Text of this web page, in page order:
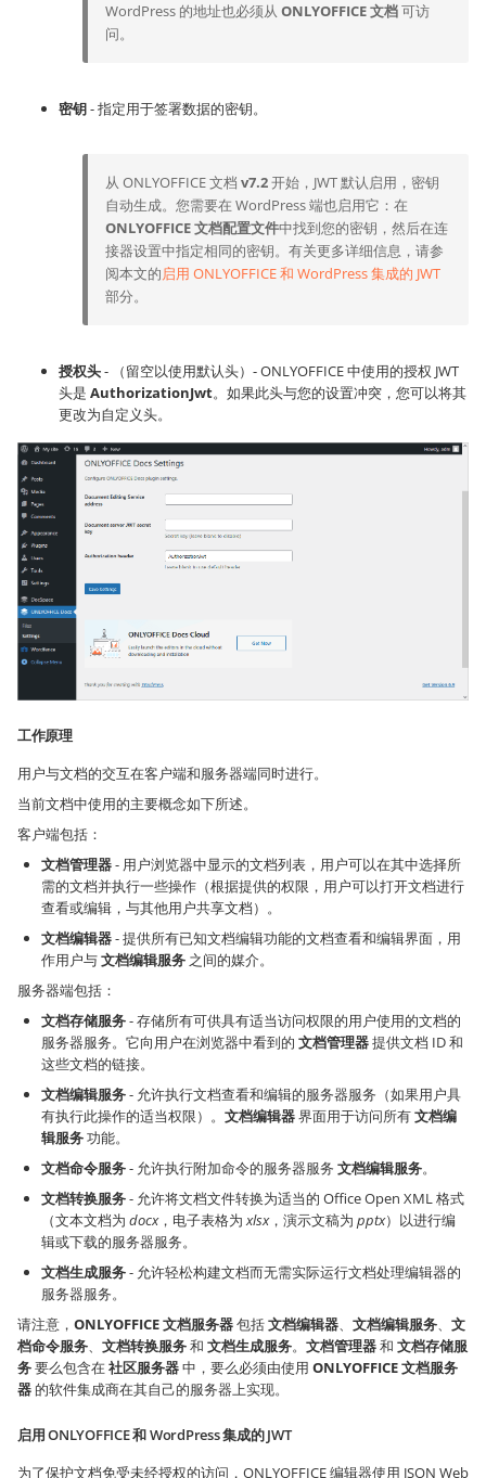
WordPress 的地址也必须从 ONLYOFFICE 文档可访
问。
密钥- 指定用于签署数据的密钥。
从 ONLYOFFICE 文档 v7.2开始，JWT 默认启用，密钥
自动生成。您需要在 WordPress 端也启用它：在
ONLYOFFICE 文档配置文件中找到您的密钥，然后在连
接器设置中指定相同的密钥。有关更多详细信息，请参
阅本文的启用 ONLYOFFICE 和 WordPress 集成的 JWT
部分。
授权头- （留空以使用默认头）- ONLYOFFICE 中使用的授权 JWT
头是 AuthorizationJwt。如果此头与您的设置冲突，您可以将其
更改为自定义头。
工作原理
用户与文档的交互在客户端和服务器端同时进行。
当前文档中使用的主要概念如下所述。
客户端包括：
文档管理器- 用户浏览器中显示的文档列表，用户可以在其中选择所
需的文档并执行一些操作（根据提供的权限，用户可以打开文档进行
查看或编辑，与其他用户共享文档）。
文档编辑器- 提供所有已知文档编辑功能的文档查看和编辑界面，用
作用户与文档编辑服务 之间的媒介。
服务器端包括：
文档存储服务- 存储所有可供具有适当访问权限的用户使用的文档的
服务器服务。它向用户在浏览器中看到的 文档管理器提供文档 ID 和
这些文档的链接。
文档编辑服务- 允许执行文档查看和编辑的服务器服务（如果用户具
有执行此操作的适当权限）。 文档编辑器界面用于访问所有文档编
辑服务功能。
文档命令服务- 允许执行附加命令的服务器服务 文档编辑服务。
文档转换服务- 允许将文档文件转换为适当的 Office Open XML 格式
（文本文档为 docx，电子表格为xlsx，演示文稿为 pptx）以进行编
辑或下载的服务器服务。
文档生成服务- 允许轻松构建文档而无需实际运行文档处理编辑器的
服务器服务。
请注意， ONLYOFFICE 文档服务器包括文档编辑器、 文档编辑服务、 文
档命令服务、 文档转换服务和 文档生成服务。 文档管理器和 文档存储服
务要么包含在社区服务器中，要么必须由使用 ONLYOFFICE 文档服务
器 的软件集成商在其自己的服务器上实现。
启用 ONLYOFFICE 和 WordPress 集成的 JWT
为了保护文档免受未经授权的访问，ONLYOFFICE 编辑器使用 JSON Web